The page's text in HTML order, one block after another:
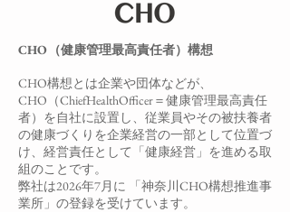
CHO（健康管理最高責任者）構想
CHO構想とは企業や団体などが、
CHO（ChiefHealthOfficer＝健康管理最高責任
者）を自社に設置し、従業員やその被扶養者
の健康づくりを企業経営の一部として位置づ
け、経営責任として「健康経営」を進める取
組のことです。
弊社は2026年7月に 「神奈川CHO構想推進事
業所」の登録を受けています。